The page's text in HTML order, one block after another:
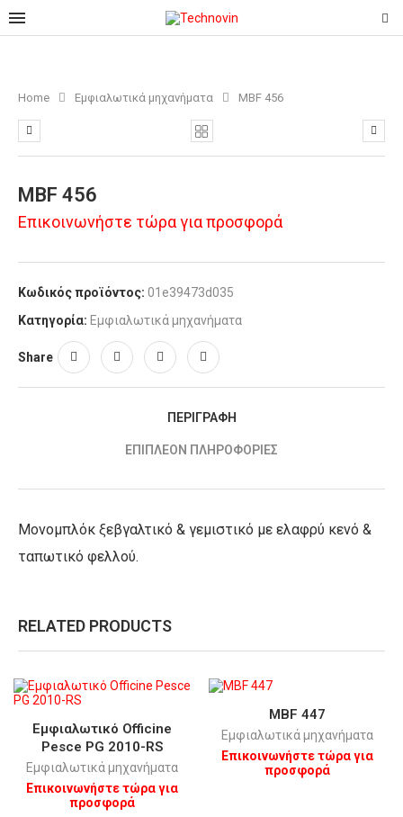
Home Εμφιαλωτικά μηχανήματα MBF 456
MBF 456
Επικοινωνήστε τώρα για προσφορά
Κωδικός προϊόντος: 01e39473d035
Κατηγορία: Εμφιαλωτικά μηχανήματα
Share
ΠΕΡΙΓΡΑΦΉ
ΕΠΙΠΛΈΟΝ ΠΛΗΡΟΦΟΡΊΕΣ
Μονομπλόκ ξεβγαλτικό & γεμιστικό με ελαφρύ κενό &
ταπωτικό φελλού.
RELATED PRODUCTS
Εμφιαλωτικό Οfficine
Pesce PG 2010-RS
Εμφιαλωτικά μηχανήματα
Επικοινωνήστε τώρα για
προσφορά
MBF 447
Εμφιαλωτικά μηχανήματα
Επικοινωνήστε τώρα για
προσφορά